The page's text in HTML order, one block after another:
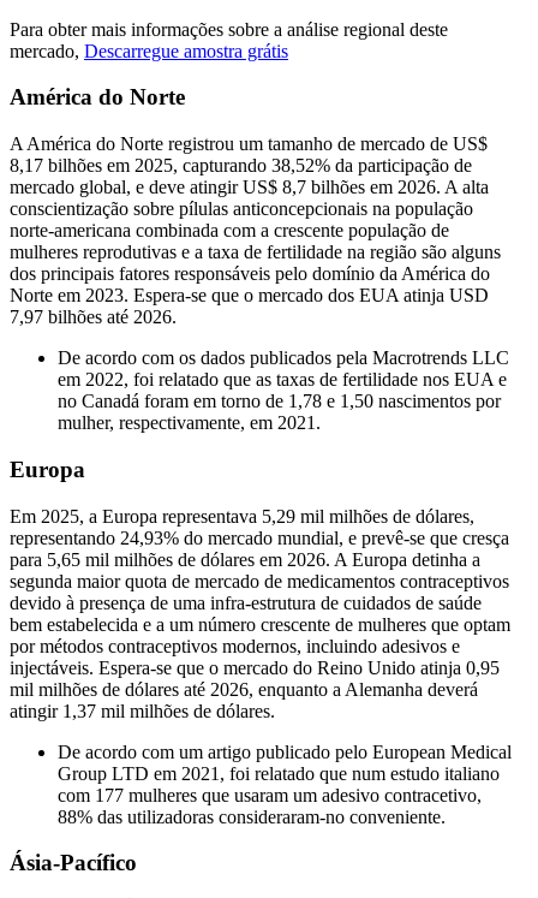
Para obter mais informações sobre a análise regional deste
mercado, Descarregue amostra grátis
América do Norte
A América do Norte registrou um tamanho de mercado de US$
8,17 bilhões em 2025, capturando 38,52% da participação de
mercado global, e deve atingir US$ 8,7 bilhões em 2026. A alta
conscientização sobre pílulas anticoncepcionais na população
norte-americana combinada com a crescente população de
mulheres reprodutivas e a taxa de fertilidade na região são alguns
dos principais fatores responsáveis pelo domínio da América do
Norte em 2023. Espera-se que o mercado dos EUA atinja USD
7,97 bilhões até 2026.
De acordo com os dados publicados pela Macrotrends LLC
em 2022, foi relatado que as taxas de fertilidade nos EUA e
no Canadá foram em torno de 1,78 e 1,50 nascimentos por
mulher, respectivamente, em 2021.
Europa
Em 2025, a Europa representava 5,29 mil milhões de dólares,
representando 24,93% do mercado mundial, e prevê-se que cresça
para 5,65 mil milhões de dólares em 2026. A Europa detinha a
segunda maior quota de mercado de medicamentos contraceptivos
devido à presença de uma infra-estrutura de cuidados de saúde
bem estabelecida e a um número crescente de mulheres que optam
por métodos contraceptivos modernos, incluindo adesivos e
injectáveis. Espera-se que o mercado do Reino Unido atinja 0,95
mil milhões de dólares até 2026, enquanto a Alemanha deverá
atingir 1,37 mil milhões de dólares.
De acordo com um artigo publicado pelo European Medical
Group LTD em 2021, foi relatado que num estudo italiano
com 177 mulheres que usaram um adesivo contracetivo,
88% das utilizadoras consideraram-no conveniente.
Ásia-Pacífico